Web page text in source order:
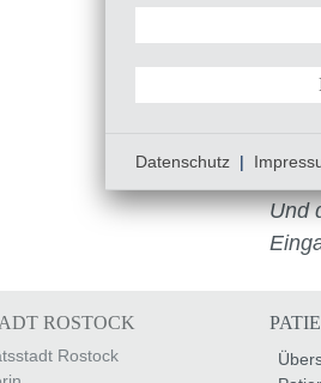
Und
ROSTOCK
Rostock
Datenschutz |